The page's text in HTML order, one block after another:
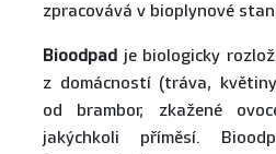
zpracovává v bioplynové
Bioodpad je biologicky
z domácností (tráva,
od brambor, zkažené
jakýchkoli příměsí.